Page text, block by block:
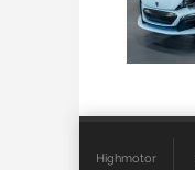
Highmotor